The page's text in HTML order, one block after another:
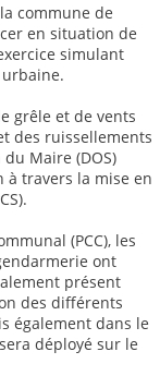
commune de
en situation de
simulant
grêle et de vents
des ruissellements
Maire (DOS)
à travers la mise en
(PCC), les
ont
présent
des différents
également dans le
déployé sur le